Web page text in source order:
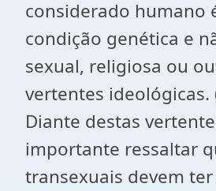
considerado humano
condição genética e
sexual, religiosa ou
vertentes ideológicas.
Diante destas
importante ressaltar
transexuais devem